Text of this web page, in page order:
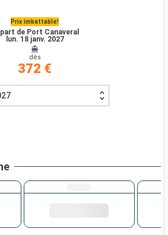
Prix imbattable!
de Port Canaveral
lun. 18 janv. 2027
dès
372 €
Compagnies
Rechercher